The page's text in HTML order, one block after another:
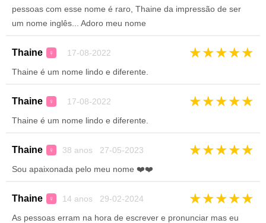
pessoas com esse nome é raro, Thaine da impressão de ser
um nome inglês... Adoro meu nome
Thaine ♀ 17-08-2022 ★★★★★
Thaine é um nome lindo e diferente.
Thaine ♀ 17-08-2022 ★★★★★
Thaine é um nome lindo e diferente.
Thaine ♀ 38 anos 27-05-2023 ★★★★★
Sou apaixonada pelo meu nome ❤️❤️
Thaine ♀ 14 anos 29-02-2024 ★★★★★
As pessoas erram na hora de escrever e pronunciar mas eu